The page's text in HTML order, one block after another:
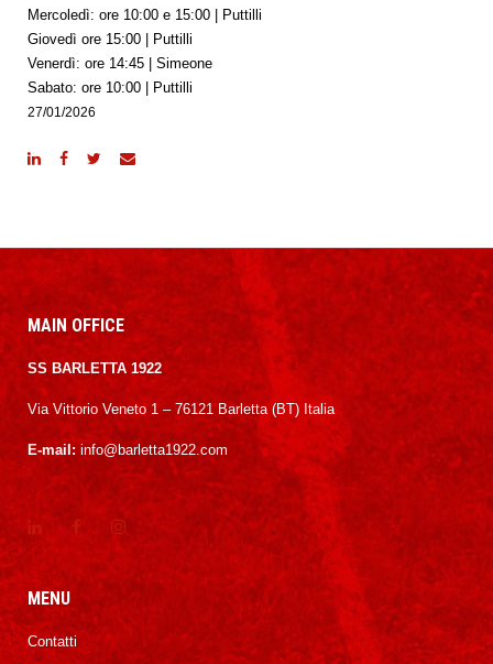
Mercoledì: ore 10:00 e 15:00 | Puttilli
Giovedì ore 15:00 | Puttilli
Venerdì: ore 14:45 | Simeone
Sabato: ore 10:00 | Puttilli
27/01/2026
MAIN OFFICE
SS BARLETTA 1922
Via Vittorio Veneto 1 – 76121 Barletta (BT) Italia
E-mail: info@barletta1922.com
MENU
Contatti